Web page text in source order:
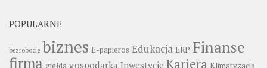
POPULARNE
bezrobocie biznes E-papieros Edukacja ERP Finanse
firma giełda gospodarka Inwestycje Kariera Klimatyzacja